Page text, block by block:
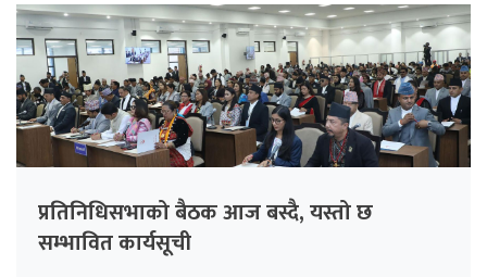
प्रतिनिधिसभाको बैठक आज बस्दै, यस्तो छ
सम्भावित कार्यसूची